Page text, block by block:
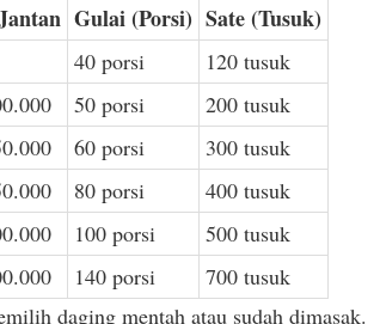
Gulai (Porsi) Sate (Tusuk)
40 porsi
120 tusuk
50 porsi
200 tusuk
60 porsi
300 tusuk
80 porsi
400 tusuk
100 porsi
500 tusuk
140 porsi 700 tusuk
daging mentah atau sudah dimasak.